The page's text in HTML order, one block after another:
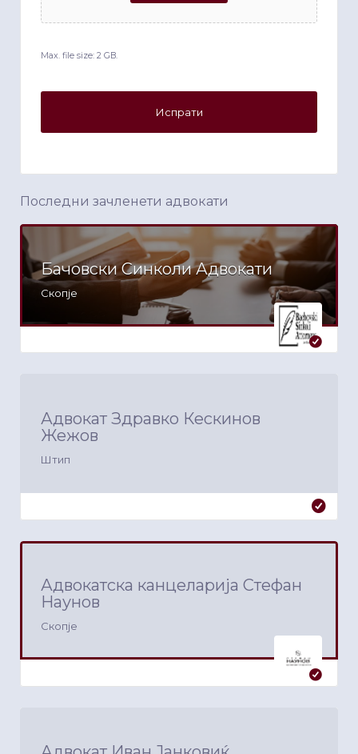
Max. file size: 2 GB.
Последни зачленети адвокати
Бачовски Синколи Адвокати
Скопје
Адвокат Здравко Кескинов
Жежов
Штип
Адвокатска канцеларија Стефан
Наунов
Скопје